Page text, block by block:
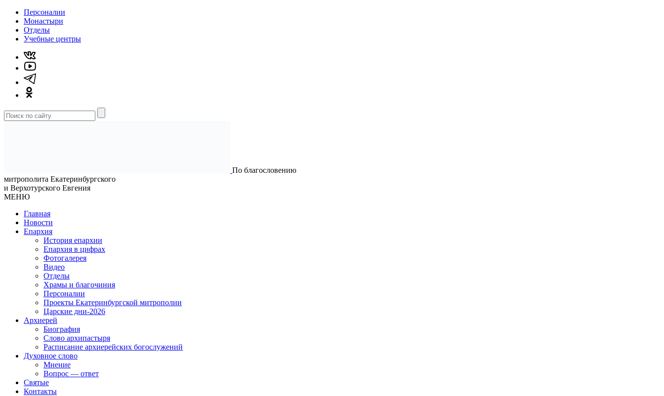
Персоналии
Монастыри
Отделы
Учебные центры
По благословению
митрополита Екатеринбургского
и Верхотурского Евгения
МЕНЮ
Главная
Новости
Епархия
История епархии
Епархия в цифрах
Фотогалерея
Видео
Отделы
Храмы и благочиния
Персоналии
Проекты Екатеринбургской митрополии
Царские дни-2026
Архиерей
Биография
Слово архипастыря
Расписание архиерейских богослужений
Духовное слово
Мнение
Вопрос — ответ
Святые
Контакты